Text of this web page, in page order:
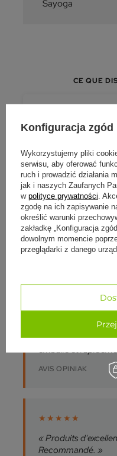
Sayoga
CE QUE
★★★★★
« Excellent — le
Tout bien emballé,
colis. Je
»
AVIS OPINIAK
« Je recommande
professionnel, le
emballé et
AVIS OPINIAK
★★★★★
« Produits
Recommandé. »
Konfiguracja zgód
Wykorzystujemy pliki
serwisu, aby oferować
ruch i prowadzić działania
jak i naszych Zaufanych
w polityce prywatności .
zgodę na ich zapisywanie
określić warunki
zakładkę „Konfiguracja
dowolnym momencie
przeglądarki z danego